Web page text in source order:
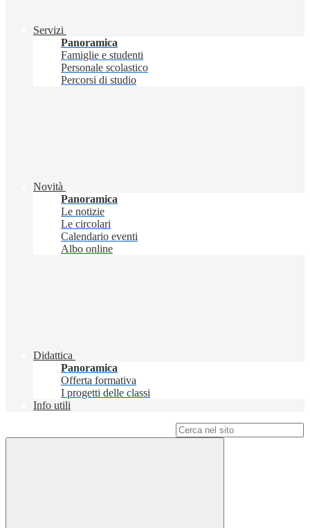
Servizi
Panoramica
Famiglie e studenti
Personale scolastico
Percorsi di studio
Novità
Panoramica
Le notizie
Le circolari
Calendario eventi
Albo online
Didattica
Panoramica
Offerta formativa
I progetti delle classi
Info utili